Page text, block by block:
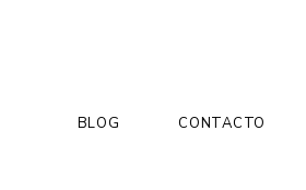
BLOG CONTACTO